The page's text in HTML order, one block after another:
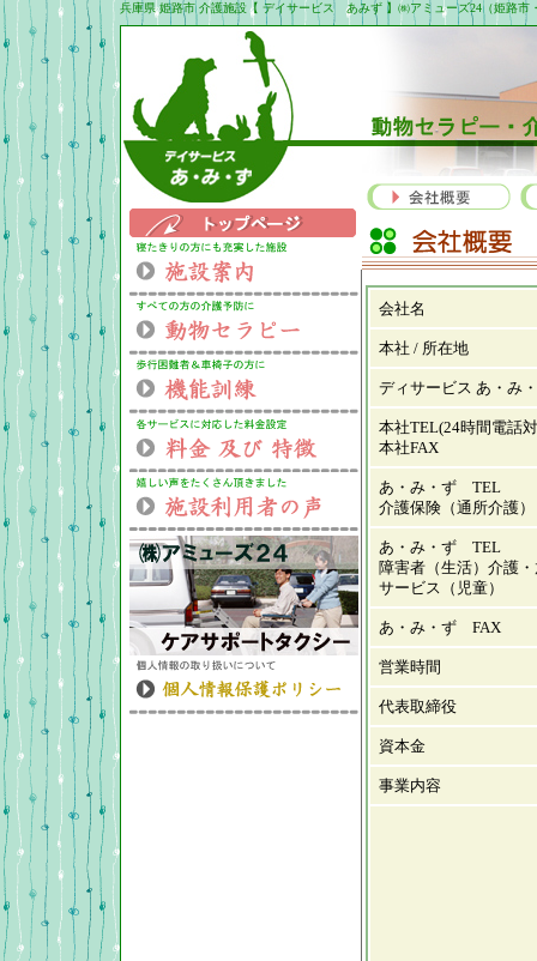
兵庫県 姫路市 介護施設【 デイサービス あみず 】㈱アミューズ24（姫路市
会社名
本社 / 所在地
ディサービス あ・み
本社TEL(24時間電話
本社FAX
あ・み・ず TEL
介護保険（通所介護）
あ・み・ず TEL
障害者（生活）介護
サービス（児童）
あ・み・ず FAX
営業時間
代表取締役
資本金
事業内容